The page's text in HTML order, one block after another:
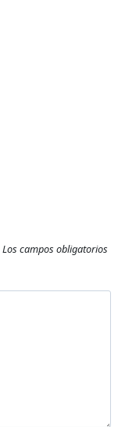
Los campos obligatorios